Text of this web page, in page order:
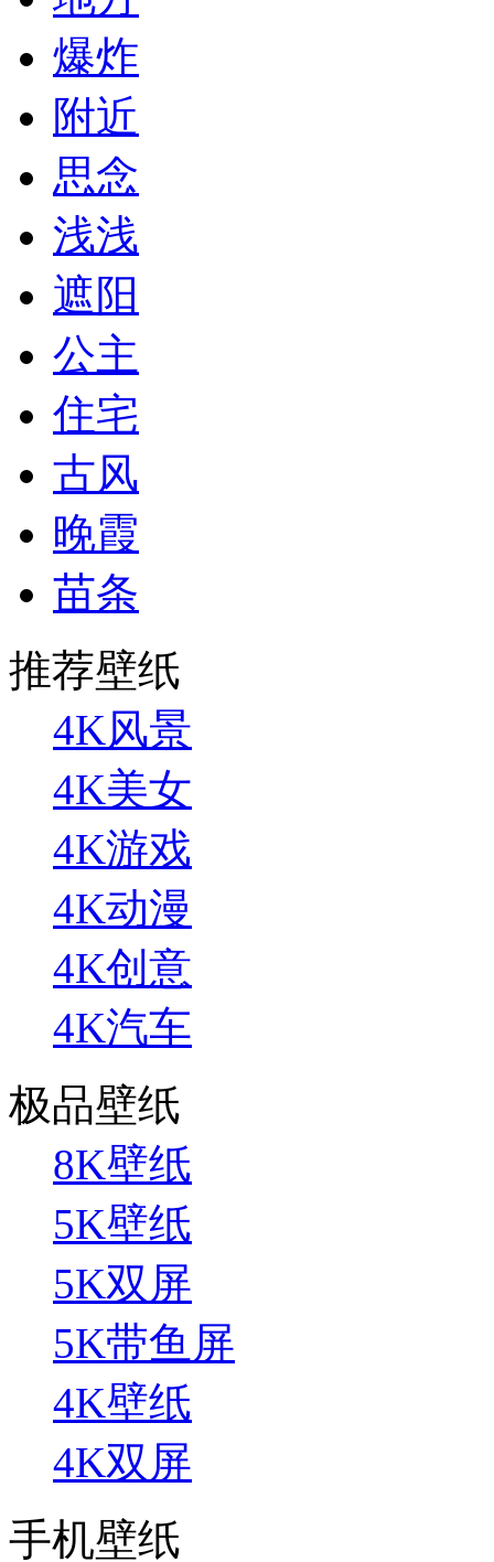
爆炸
附近
思念
浅浅
遮阳
公主
住宅
古风
晚霞
苗条
推荐壁纸
4K风景
4K美女
4K游戏
4K动漫
4K创意
4K汽车
极品壁纸
8K壁纸
5K壁纸
5K双屏
5K带鱼屏
4K壁纸
4K双屏
手机壁纸